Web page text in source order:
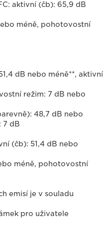
aktivní (čb): 65,9 dB
méně, pohotovostní
dB nebo méně**, aktivní
režim: 7 dB nebo
48,7 dB nebo
7 dB
(čb): 51,4 dB nebo
méně, pohotovostní
emisí je v souladu
pro uživatele